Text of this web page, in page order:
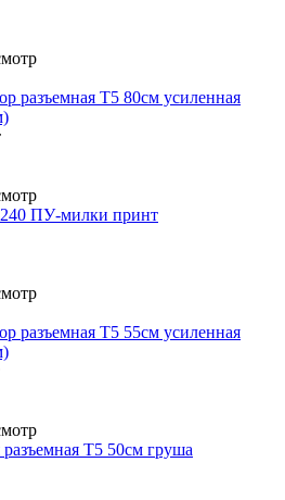
разъемная Т5 80см усиленная
ПУ-милки принт
разъемная Т5 55см усиленная
Т5 50см груша